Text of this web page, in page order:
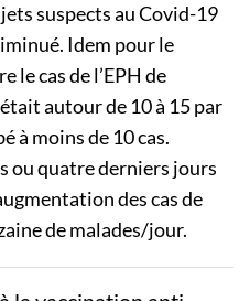
suspects au Covid-19
Idem pour le
le cas de l’EPH de
autour de 10 à 15 par
à moins de 10 cas.
ou quatre derniers jours
des cas de
de malades/jour.